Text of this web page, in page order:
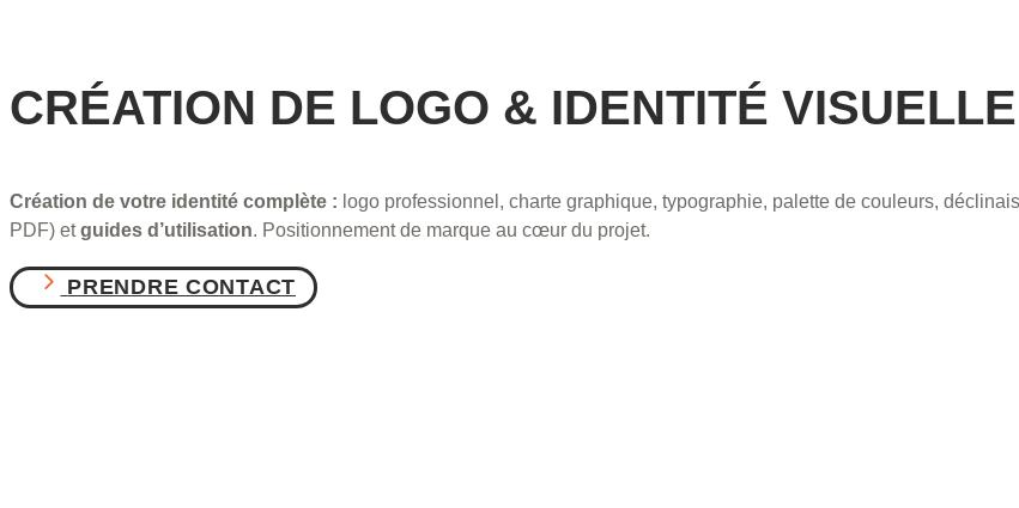
CRÉATION DE LOGO & IDENTITÉ VISUELLE
Création de votre identité complète : logo professionnel, charte graphique, typographie, palette de couleurs,
PDF) etguides d’utilisation. Positionnement de marque au cœur du projet.
PRENDRE CONTACT